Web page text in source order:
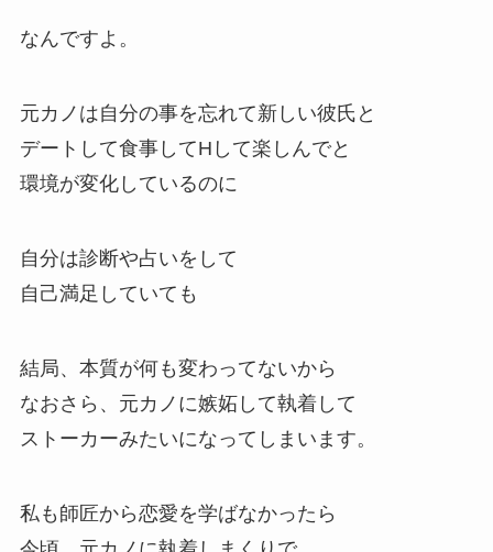
なんですよ。
元カノは自分の事を忘れて新しい彼氏と
デートして食事してHして楽しんでと
環境が変化しているのに
自分は診断や占いをして
自己満足していても
結局、本質が何も変わってないから
なおさら、元カノに嫉妬して執着して
ストーカーみたいになってしまいます。
私も師匠から恋愛を学ばなかったら